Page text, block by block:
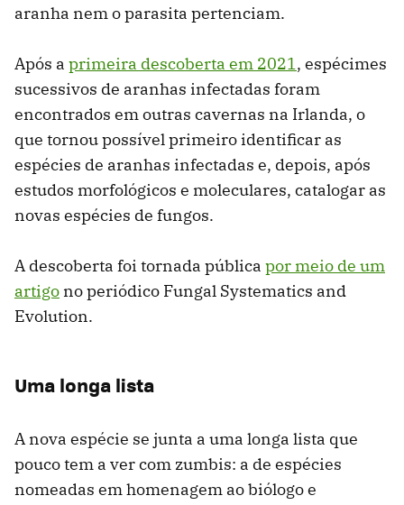
aranha nem o parasita pertenciam.
Após a primeira descoberta em 2021, espécimes
sucessivos de aranhas infectadas foram
encontrados em outras cavernas na Irlanda, o
que tornou possível primeiro identificar as
espécies de aranhas infectadas e, depois, após
estudos morfológicos e moleculares, catalogar as
novas espécies de fungos.
A descoberta foi tornada pública por meio de um
artigo no periódico Fungal Systematics and
Evolution.
Uma longa lista
A nova espécie se junta a uma longa lista que
pouco tem a ver com zumbis: a de espécies
nomeadas em homenagem ao biólogo e